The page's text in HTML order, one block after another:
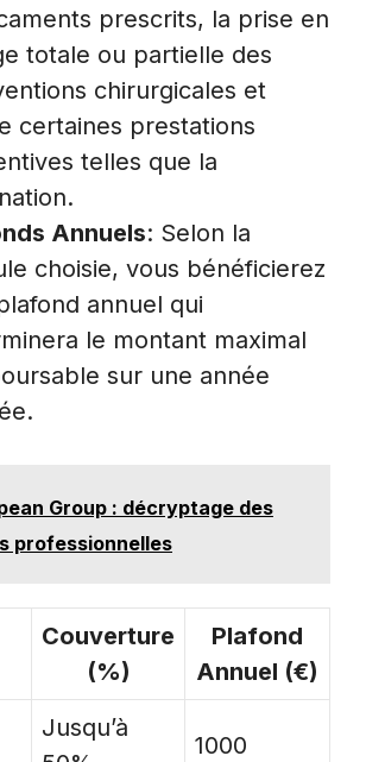
prescrits, la prise en
totale ou partielle des
chirurgicales et
certaines prestations
telles que la
Annuels: Selon la
choisie, vous bénéficierez
annuel qui
le montant maximal
sur une année
Group : décryptage des
professionnelles
Couverture
(%)
Plafond
Annuel (€)
Jusqu’à
1000